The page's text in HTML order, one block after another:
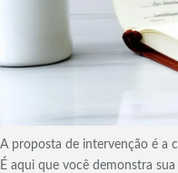
A proposta de intervenção é a
É aqui que você demonstra